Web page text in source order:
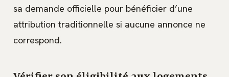
sa demande officielle pour bénéficier d’une
attribution traditionnelle si aucune annonce ne
correspond.